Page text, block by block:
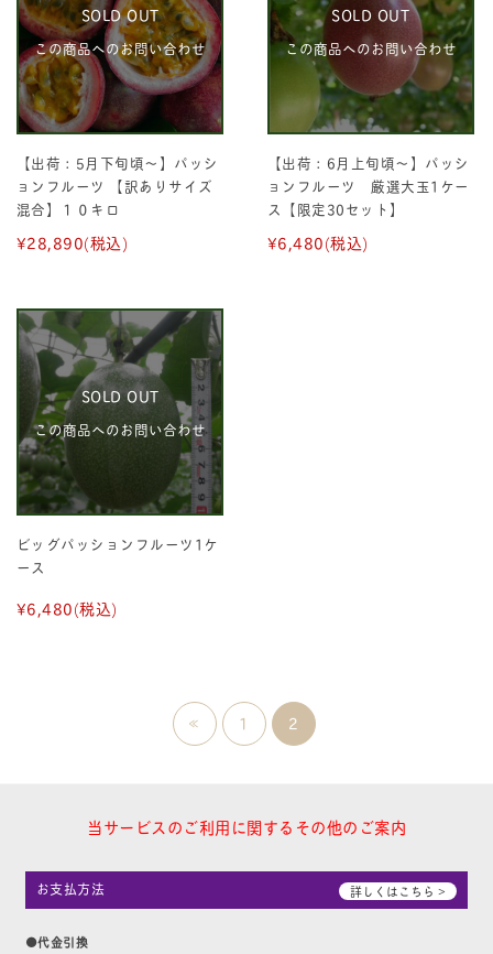
SOLD OUT
この商品へのお問い合わせ
【出荷：5月下旬頃〜】パッシ
ョンフルーツ 【訳ありサイズ
混合】１０キロ
¥28,890(税込)
SOLD OUT
この商品へのお問い合わせ
【出荷：6月上旬頃〜】パッシ
ョンフルーツ 厳選大玉1ケー
ス【限定30セット】
¥6,480(税込)
SOLD OUT
この商品へのお問い合わせ
ビッグパッションフルーツ1ケ
ース
¥6,480(税込)
≪ 1 2
当サービスのご利用に関するその他のご案内
お支払方法 詳しくはこちら >
●代金引換